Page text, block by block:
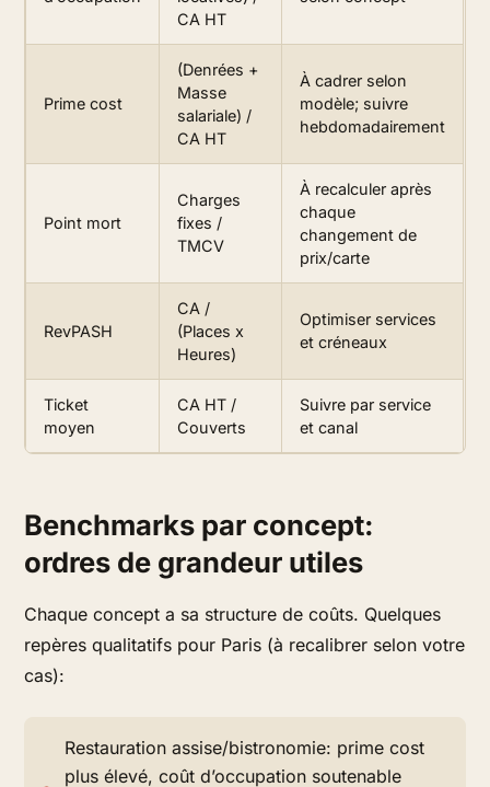
CA HT
Prime cost
(Denrées +
Masse
salariale) /
CA HT
À cadrer selon
modèle; suivre
hebdomadairement
Point mort
Charges
fixes /
TMCV
À recalculer après
chaque
changement de
prix/carte
RevPASH
CA /
(Places x
Heures)
Optimiser services
et créneaux
Ticket
moyen
CA HT /
Couverts
Suivre par service
et canal
Benchmarks par concept:
ordres de grandeur utiles
Chaque concept a sa structure de coûts. Quelques
repères qualitatifs pour Paris (à recalibrer selon votre
cas):
Restauration assise/bistronomie: prime cost
plus élevé, coût d’occupation soutenable